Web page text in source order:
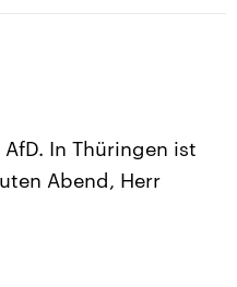
In Thüringen ist
Abend, Herr